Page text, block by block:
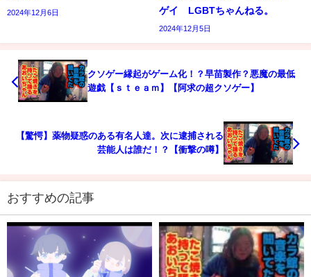
2024年12月6日
ゲイ LGBTちゃんねる。
2024年12月5日
クソゲー縁起がゲーム化！？早苗製作？悪魔の最低
遊戯【ｓｔｅａｍ】【阿求の超クソゲー】
【驚愕】薬物疑惑のある有名人達。次に逮捕される
芸能人は誰だ！？【衝撃の噂】
おすすめの記事